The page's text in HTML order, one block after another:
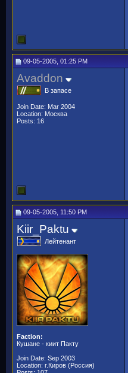
09-05-2005, 01:25 PM
Avaddon
В запасе
Join Date: Mar 2004
Location: Москва
Posts: 16
09-05-2005, 11:50 PM
Kiir_Paktu
Лейтенант
Faction:
Кушане - киит Пакту
Join Date: Sep 2003
Location: г.Киров (Россия)